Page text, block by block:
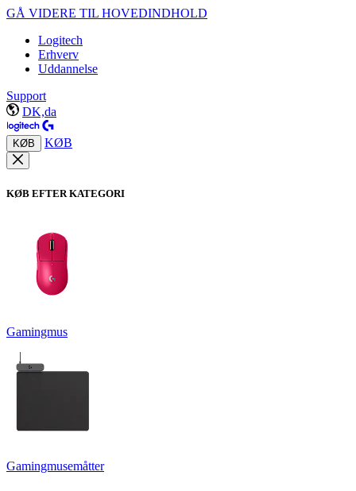
GÅ VIDERE TIL HOVEDINDHOLD
Logitech
Erhverv
Uddannelse
Support
DK,da
KØB KØB
KØB EFTER KATEGORI
Gamingmus
Gamingmusemåtter